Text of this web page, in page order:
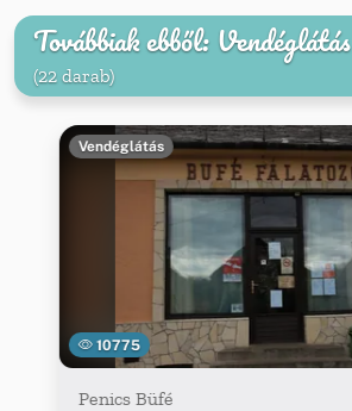
Továbbiak ebből: Vendéglátás
(22 darab)
10775
Vendéglátás
Penics Büfé